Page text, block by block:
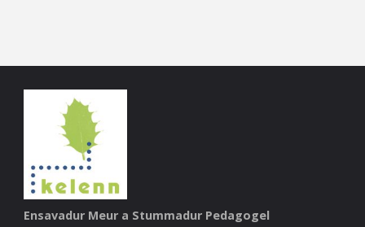
Ensavadur Meur a Stummadur Pedagogel